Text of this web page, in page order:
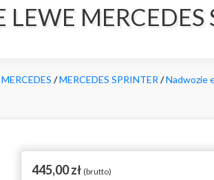
LEWE
MERCEDES /MERCEDES SPRINTER /Nadwozie
445,00zł (brutto)